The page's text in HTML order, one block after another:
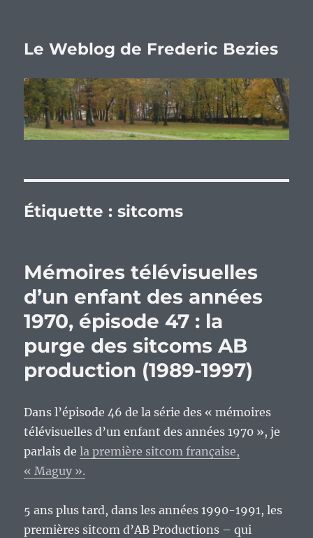
Le Weblog de Frederic Bezies
Étiquette :sitcoms
Mémoires télévisuelles
d’un enfant des années
1970, épisode 47 : la
purge des sitcoms AB
production (1989-1997)
Dans l’épisode 46 de la série des « mémoires
télévisuelles d’un enfant des années 1970 », je
parlais dela première sitcom française,
« Maguy ».
5 ans plus tard, dans les années 1990-1991, les
premières sitcom d’AB Productions – qui